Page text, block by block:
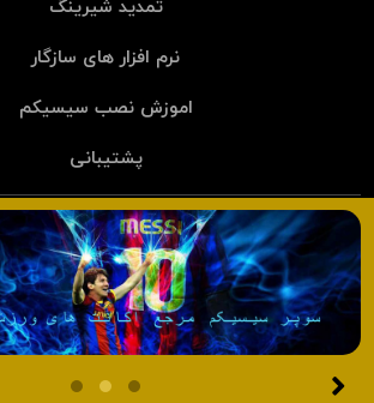
تمدید شیرینگ
نرم افزار های سازگار
اموزش نصب سیسیکم
پشتیبانی